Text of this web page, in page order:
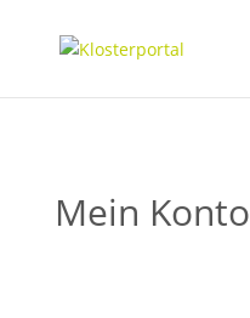
Mein Konto